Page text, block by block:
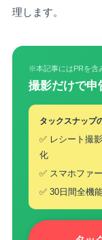
理します。
※本記事にはPRを含
撮影だけで申
タックスナップ
✅ レシート撮
化
✅ スマホファ
✅ 30日間全機